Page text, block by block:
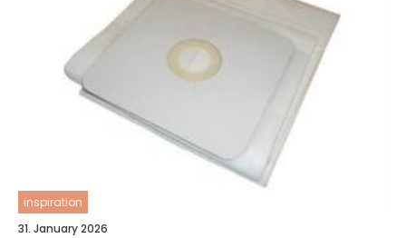
inspiration
31. January 2026